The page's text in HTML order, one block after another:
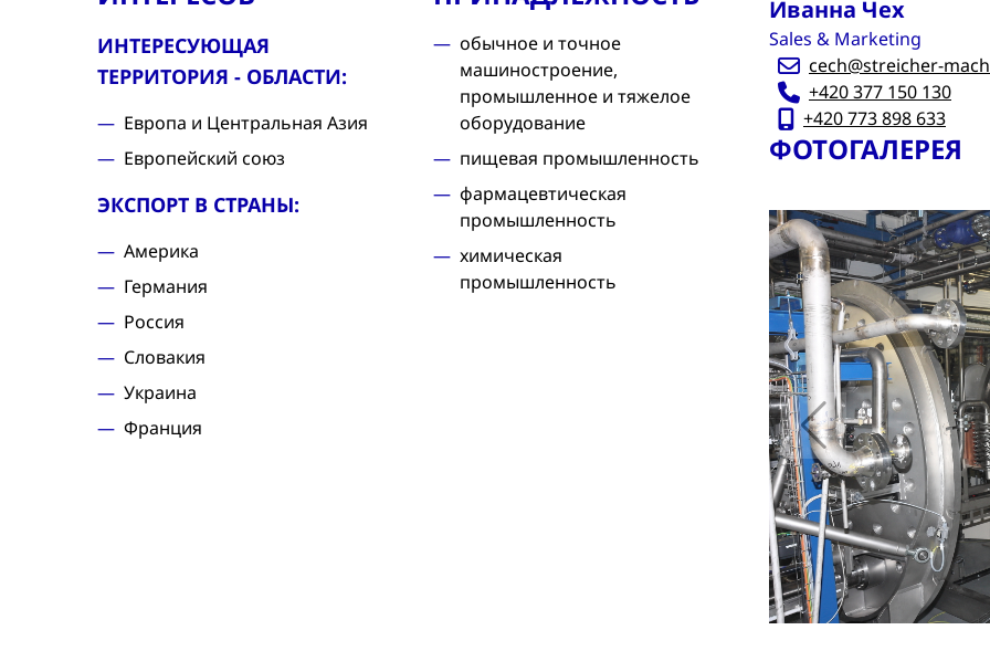
ИНТЕРЕСУЮЩАЯ
ТЕРРИТОРИЯ - ОБЛАСТИ:
Европа и Центральная Азия
Европейский союз
ЭКСПОРТ В СТРАНЫ:
Америка
Германия
Россия
Словакия
Украина
Франция
обычное и точное
машиностроение,
промышленное и тяжелое
оборудование
пищевая промышленность
фармацевтическая
промышленность
химическая
промышленность
Иванна Чех
Sales & Marketing
cech@streicher-
+420 377 150 130
+420 773 898 633
ФОТОГАЛЕРЕЯ